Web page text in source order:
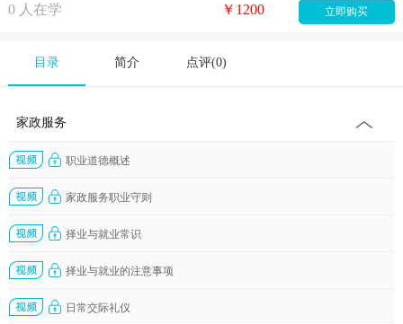
0 人在学 ￥1200 立即购买
目录 简介 点评(0)
家政服务
职业道德概述
家政服务职业守则
择业与就业常识
择业与就业的注意事项
日常交际礼仪